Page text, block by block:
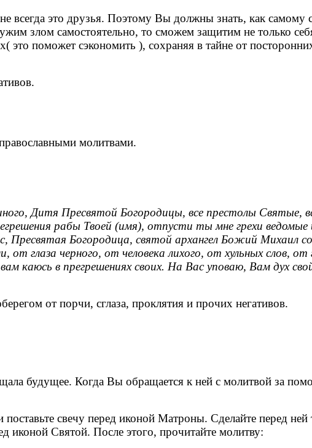
всегда это друзья. Поэтому Вы должны знать, как самому
злом самостоятельно, то сможем защитим не только
это поможет сэкономить ), сохраняя в тайне от
молитвами.
Дитя Пресвятой Богородицы, все престолы Святые,
рабы Твоей (имя), отпусти ты мне грехи ведомые
Пресвятая Богородица, святой архангел Божий Михаил
глаза черного, от человека лихого, от хульных слов, от
каюсь в прегрешениях своих. На Вас уповаю, Вам дух
от порчи, сглаза, проклятия и прочих негативов.
будущее. Когда Вы обращается к ней с молитвой за
поставьте свечу перед иконой Матроны. Сделайте перед
иконой Святой. После этого, прочитайте молитву: